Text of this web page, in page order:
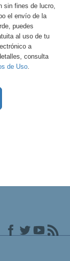
sin fines de lucro,
el envío de la
puedes
al uso de tu
a
consulta
de Uso.